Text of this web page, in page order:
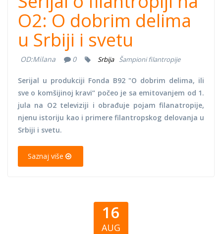
O2: O dobrim delima
u Srbiji i svetu
OD:Milana 0 Srbija Šampioni filantropije
Serijal u produkciji Fonda B92 "O dobrim delima, ili
sve o komšijinoj kravi“ počeo je sa emitovanjem od 1.
jula na O2 televiziji i obrađuje pojam filanatropije,
njenu istoriju kao i primere filantropskog delovanja u
Srbiji i svetu.
Saznaj više
16
AUG